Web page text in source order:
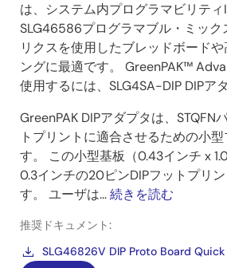
は、システム内プログラマビリティ
SLG46586プログラマブル・ミック
リクスを使用したブレッドボード
ングに最適です。 GreenPAK™
使用するには、SLG4SA-DIP DIPア
GreenPAK DIPアダプタは、STQFN
トプリントに適合させるための小
す。 この小型基板（0.43インチ x
0.3インチの20ピンDIPフットプリ
す。 ユーザは...続きを読む
推奨ドキュメント:
SLG46826V DIP Proto Board